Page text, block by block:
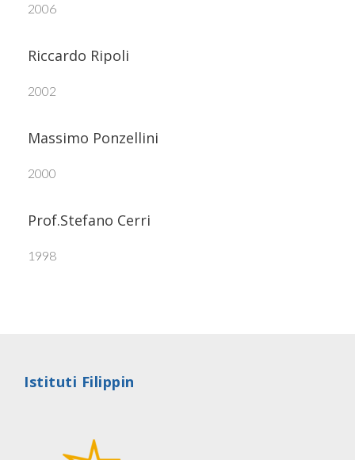
2006
Riccardo Ripoli
2002
Massimo Ponzellini
2000
Prof.Stefano Cerri
1998
Istituti Filippin